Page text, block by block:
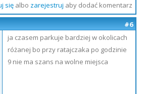
sięalbo zarejestruj aby dodać komentarz
#6
ja czasem parkuje bardziej w okolicach
różanej bo przy ratajczaka po godzinie
9 nie ma szans na wolne miejsca